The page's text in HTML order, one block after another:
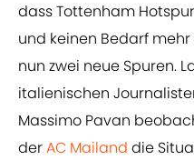
dass Tottenham
und keinen Bedarf
nun zwei neue Spuren.
italienischen
Massimo Pavan
derAC Mailand die